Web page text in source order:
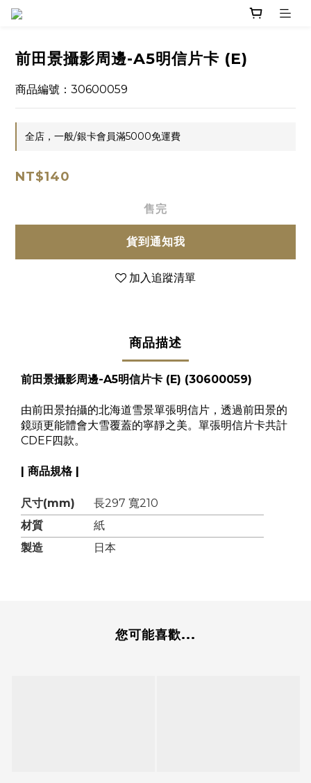
前田景攝影周邊-A5明信片卡 (E)
商品編號：30600059
全店，一般/銀卡會員滿5000免運費
NT$140
售完
貨到通知我
加入追蹤清單
商品描述
前田景攝影周邊-A5明信片卡 (E) (30600059)
由前田景拍攝的北海道雪景單張明信片，透過前田景的
鏡頭更能體會大雪覆蓋的寧靜之美。單張明信片卡共計
CDEF四款。
| 商品規格 |
尺寸(mm)
長297 寬210
材質
紙
製造
日本
您可能喜歡...